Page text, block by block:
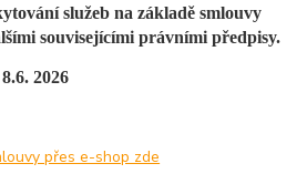
služeb na základě smlouvy
souvisejícími právními předpisy.
2026
přes e-shop zde